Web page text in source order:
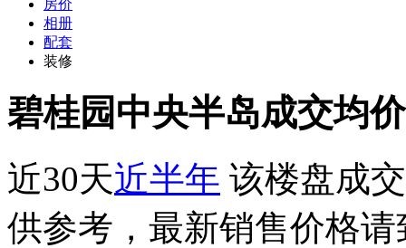
房价
相册
配套
装修
碧桂园中央半岛成交均
近30天近半年 该楼盘成
供参考，最新销售价格